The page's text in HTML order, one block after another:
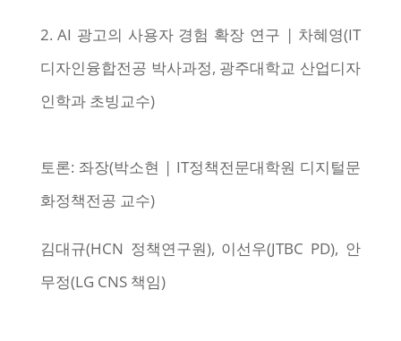
2. AI 광고의 사용자 경험 확장 연구 | 차혜영(IT
디자인융합전공 박사과정, 광주대학교 산업디자
인학과 초빙교수)
토론: 좌장(박소현 | IT정책전문대학원 디지털문
화정책전공 교수)
김대규(HCN 정책연구원), 이선우(JTBC PD), 안
무정(LG CNS 책임)